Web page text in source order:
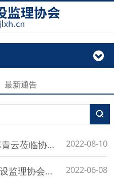
最新通告
协会调研指导 2022-08-10
检查结果通报 2022-06-08